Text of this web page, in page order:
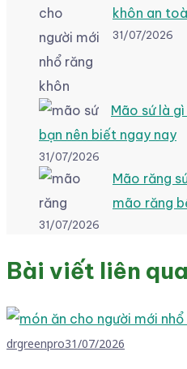
khôn an
31/07/2026
Mão sứ là
bạn nên biết ngay nay
31/07/2026
Mão răng
mão răng
31/07/2026
Bài viết liên
drgreenpro31/07/2026